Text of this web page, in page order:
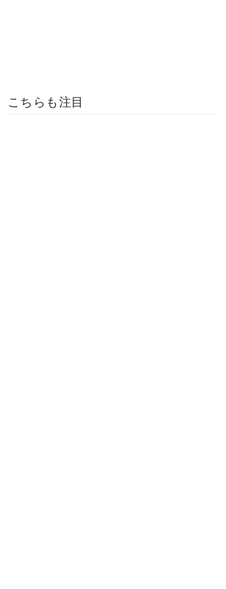
こちらも注目